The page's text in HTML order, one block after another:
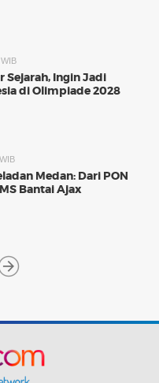
Sejarah, Ingin Jadi
di Olimpiade 2028
Medan: Dari PON
Bantai Ajax